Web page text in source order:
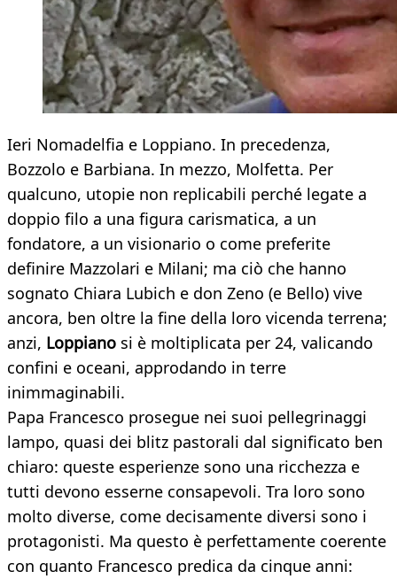
Ieri Nomadelfia e Loppiano. In precedenza,
Bozzolo e Barbiana. In mezzo, Molfetta. Per
qualcuno, utopie non replicabili perché legate a
doppio filo a una figura carismatica, a un
fondatore, a un visionario o come preferite
definire Mazzolari e Milani; ma ciò che hanno
sognato Chiara Lubich e don Zeno (e Bello) vive
ancora, ben oltre la fine della loro vicenda terrena;
anzi, Loppiano si è moltiplicata per 24, valicando
confini e oceani, approdando in terre
inimmaginabili.
Papa Francesco prosegue nei suoi pellegrinaggi
lampo, quasi dei blitz pastorali dal significato ben
chiaro: queste esperienze sono una ricchezza e
tutti devono esserne consapevoli. Tra loro sono
molto diverse, come decisamente diversi sono i
protagonisti. Ma questo è perfettamente coerente
con quanto Francesco predica da cinque anni: